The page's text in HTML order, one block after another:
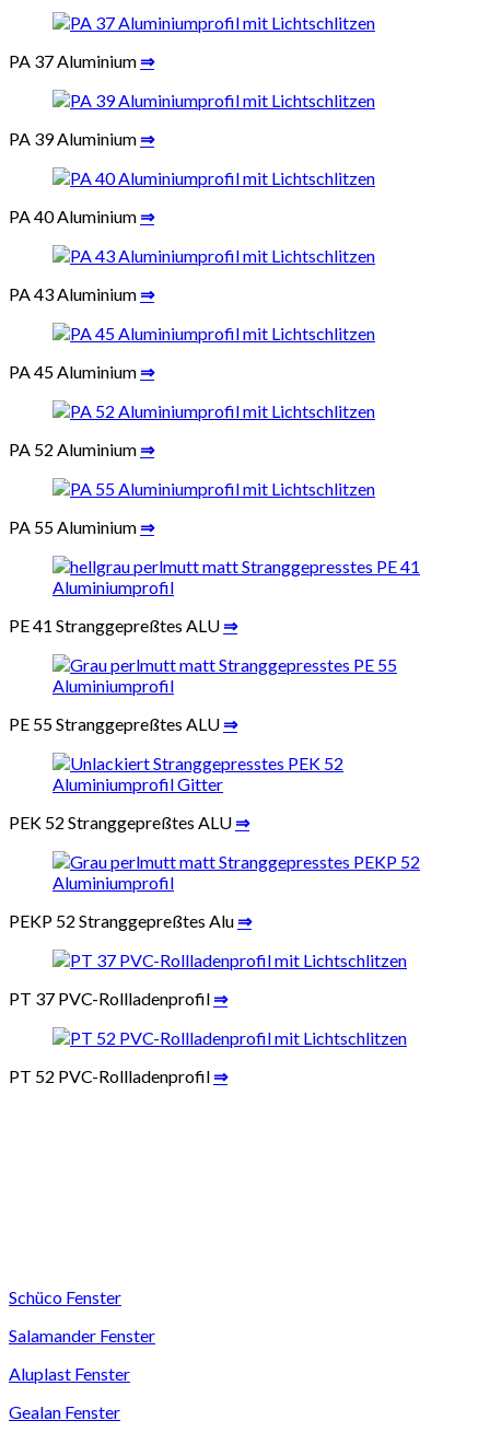
PA 37 Aluminium ⇒
PA 39 Aluminium ⇒
PA 40 Aluminium ⇒
PA 43 Aluminium ⇒
PA 45 Aluminium ⇒
PA 52 Aluminium ⇒
PA 55 Aluminium ⇒
PE 41 Stranggepreßtes ALU ⇒
PE 55 Stranggepreßtes ALU ⇒
PEK 52 Stranggepreßtes ALU ⇒
PEKP 52 Stranggepreßtes Alu ⇒
PT 37 PVC-Rollladenprofil ⇒
PT 52 PVC-Rollladenprofil ⇒
Schüco Fenster
Salamander Fenster
Aluplast Fenster
Gealan Fenster